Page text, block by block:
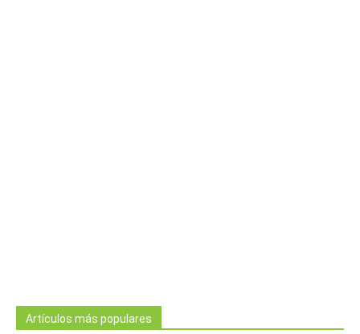
Artículos más populares